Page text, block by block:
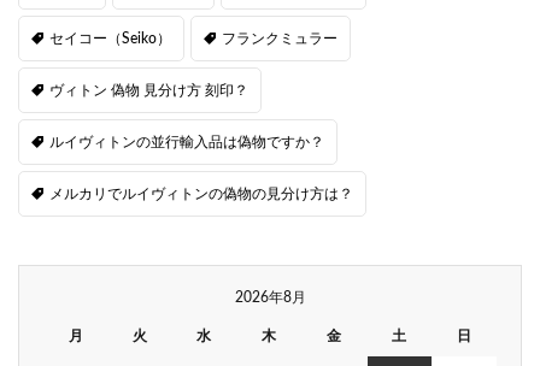
セイコー（Seiko） フランクミュラー
ヴィトン 偽物 見分け方 刻印？
ルイヴィトンの並行輸入品は偽物ですか？
メルカリでルイヴィトンの偽物の見分け方は？
2026年8月
月 火 水 木 金 土 日